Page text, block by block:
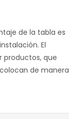
de la tabla es
El
productos, que
de manera